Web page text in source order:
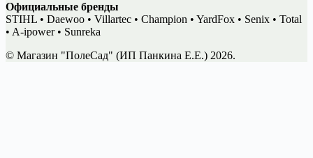
Официальные бренды
STIHL • Daewoo • Villartec • Champion • YardFox • Senix • Total
• A-ipower • Sunreka
© Магазин "ПолеСад" (ИП Панкина Е.Е.) 2026.